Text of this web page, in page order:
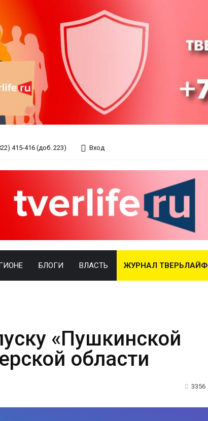
415-416 (доб. 223) Вход
БЛОГИ ВЛАСТЬ ЖУРНАЛ ТВЕРЬЛАЙФ
«Пушкинской
области
3356